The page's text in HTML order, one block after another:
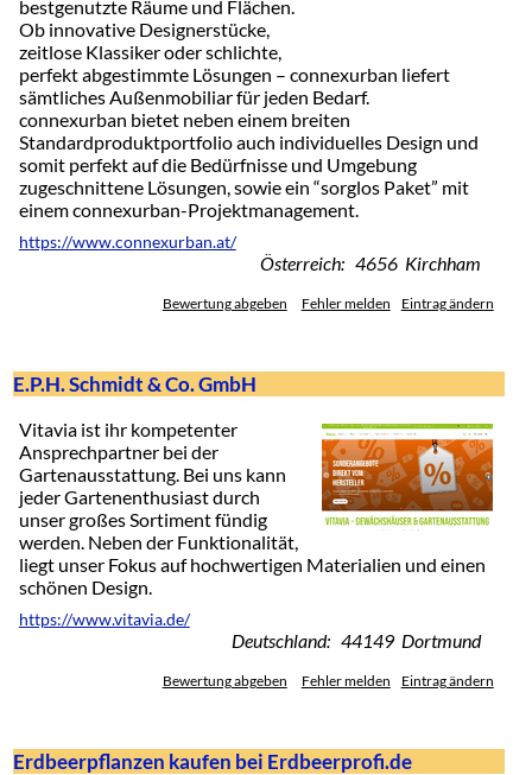
bestgenutzte Räume und Flächen.
Ob innovative Designerstücke,
zeitlose Klassiker oder schlichte,
perfekt abgestimmte Lösungen – connexurban liefert
sämtliches Außenmobiliar für jeden Bedarf.
connexurban bietet neben einem breiten
Standardproduktportfolio auch individuelles Design und
somit perfekt auf die Bedürfnisse und Umgebung
zugeschnittene Lösungen, sowie ein “sorglos Paket” mit
einem connexurban-Projektmanagement.
https://www.connexurban.at/
Österreich: 4656 Kirchham
Bewertung abgeben Fehler melden Eintrag ändern
E.P.H. Schmidt & Co. GmbH
Vitavia ist ihr kompetenter
Ansprechpartner bei der
Gartenausstattung. Bei uns kann
jeder Gartenenthusiast durch
unser großes Sortiment fündig
werden. Neben der Funktionalität,
liegt unser Fokus auf hochwertigen Materialien und einen
schönen Design.
https://www.vitavia.de/
Deutschland: 44149 Dortmund
Bewertung abgeben Fehler melden Eintrag ändern
Erdbeerpflanzen kaufen bei Erdbeerprofi.de